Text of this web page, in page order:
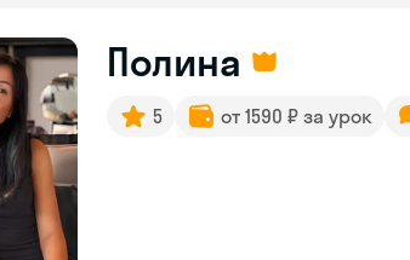
Полина
5 от 1590 ₽ за урок